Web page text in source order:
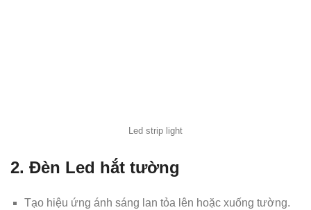
Led strip light
2. Đèn Led hắt tường
Tạo hiệu ứng ánh sáng lan tỏa lên hoặc xuống tường.